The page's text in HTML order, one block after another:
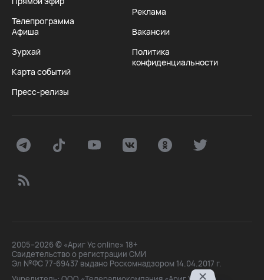
Телепрограмма
Афиша
Зурхай
Карта событий
Пресс-релизы
Реклама
Вакансии
Политика
конфиденциальности
2005–2026 © «Ариг Ус online» 18+
Свидетельство о регистрации СМИ
Эл №ФС 77-69437 выдано Роскомнадзором 14.04.2017 г.